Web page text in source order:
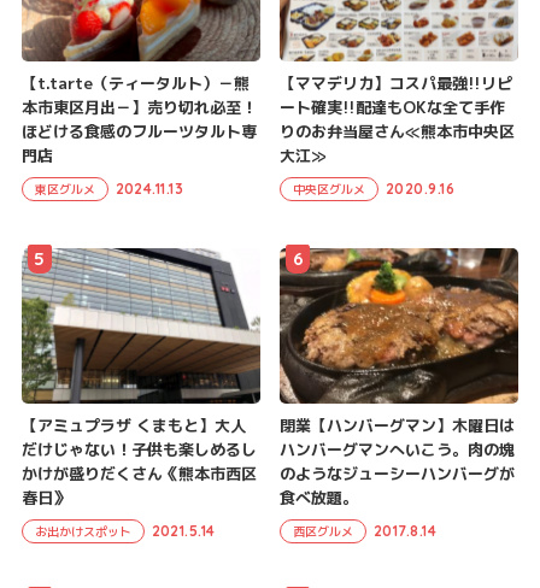
【t.tarte（ティータルト）－熊
本市東区月出－】売り切れ必至！
ほどける食感のフルーツタルト専
門店
東区グルメ 2024.11.13
【ママデリカ】コスパ最強!!リピ
ート確実!!配達もOKな全て手作
りのお弁当屋さん≪熊本市中央区
大江≫
中央区グルメ 2020.9.16
【アミュプラザ くまもと】大人
だけじゃない！子供も楽しめるし
かけが盛りだくさん《熊本市西区
春日》
お出かけスポット 2021.5.14
5
閉業【ハンバーグマン】木曜日は
ハンバーグマンへいこう。肉の塊
のようなジューシーハンバーグが
食べ放題。
西区グルメ 2017.8.14
6